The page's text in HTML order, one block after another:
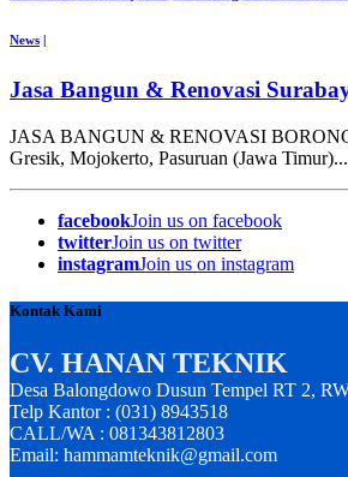
News
Jasa Bangun & Renovasi
JASA BANGUN & RENOVASI
Gresik, Mojokerto, Pasuruan (Jawa Timur)...
facebookJoin us on facebook
twitterJoin us on twitter
instagramJoin us on instagram
Kontak Kami
CV. HANAN TEKNIK
Desa Balongdowo Dusun Tempel RT 2,
Telp Kantor : (031) 8943518
CALL/WA : 081343812803
Email: hammamteknik@gmail.com